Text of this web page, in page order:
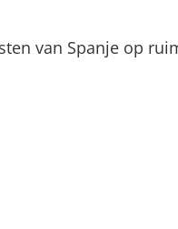
van Spanje op